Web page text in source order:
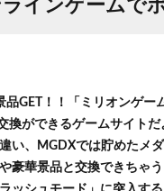
インゲームで
品GET！！「ミリオンゲー
換ができるゲームサイト
い、MGDXでは貯めたメダ
豪華景品と交換できちゃ